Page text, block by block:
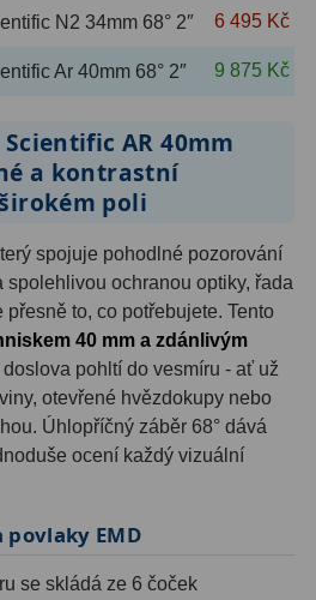
N2 34mm 68° 2″ 6 495 Kč
Ar 40mm 68° 2″ 9 875 Kč
AR 40mm
a kontrastní
poli
spojuje pohodlné pozorování
spolehlivou ochranou optiky, řada
přesně to, co potřebujete. Tento
40 mm a zdánlivým
doslova pohltí do vesmíru - ať už
otevřené hvězdokupy nebo
Úhlopříčný záběr 68° dává
ocení každý vizuální
EMD
se skládá ze 6 čoček